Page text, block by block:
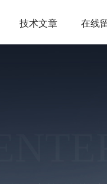
技术文章 在线